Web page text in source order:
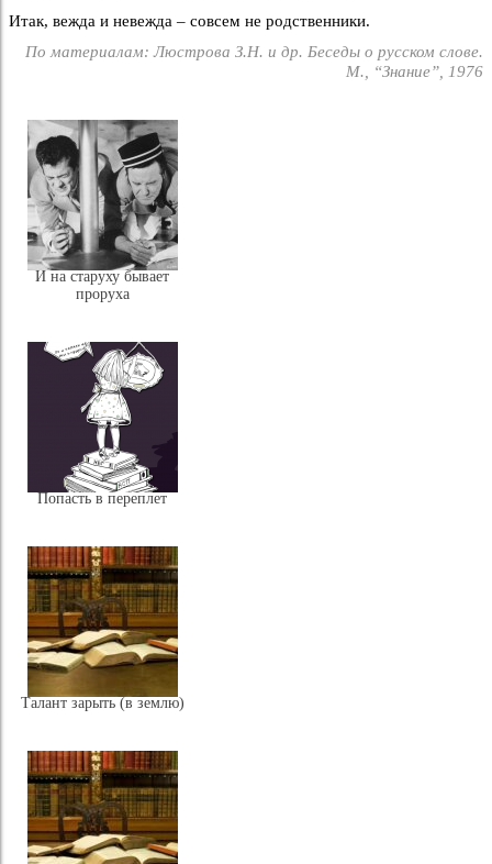
Итак, вежда и невежда – совсем не родственники.
По материалам: Люстрова З.Н. и др. Беседы о русском слове.
М., “Знание”, 1976
И на старуху бывает
проруха
Попасть в переплет
Талант зарыть (в землю)